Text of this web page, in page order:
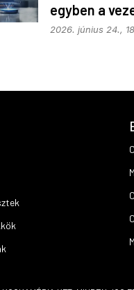
egyben a
töltés
2026. június 24.,